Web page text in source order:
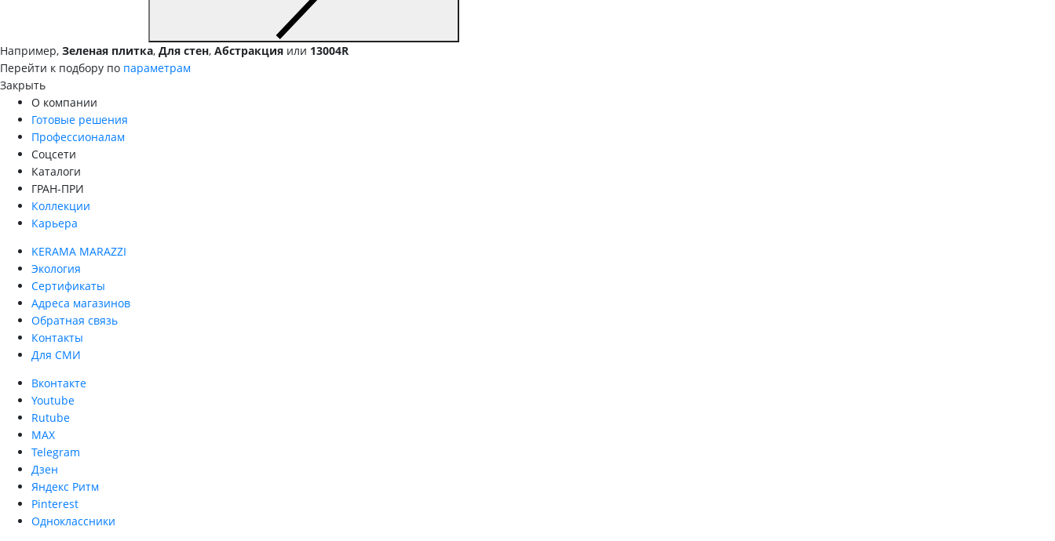
Например, Зеленая плитка, Для стен, Абстракция или 13004R
Перейти к подбору по параметрам
Закрыть
О компании
Готовые решения
Профессионалам
Соцсети
Каталоги
ГРАН-ПРИ
Коллекции
Карьера
KERAMA MARAZZI
Экология
Сертификаты
Адреса магазинов
Обратная связь
Контакты
Для СМИ
Вконтакте
Youtube
Rutube
MAX
Telegram
Дзен
Яндекс Ритм
Pinterest
Одноклассники